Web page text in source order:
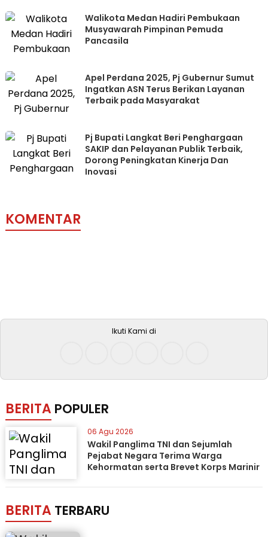
Walikota Medan Hadiri Pembukaan
Musyawarah Pimpinan Pemuda
Pancasila
Apel Perdana 2025, Pj Gubernur Sumut
Ingatkan ASN Terus Berikan Layanan
Terbaik pada Masyarakat
Pj Bupati Langkat Beri Penghargaan
SAKIP dan Pelayanan Publik Terbaik,
Dorong Peningkatan Kinerja Dan
Inovasi
KOMENTAR
Ikuti Kami di
BERITA POPULER
06 Agu 2026
Wakil Panglima TNI dan Sejumlah
Pejabat Negara Terima Warga
Kehormatan serta Brevet Korps Marinir
BERITA TERBARU